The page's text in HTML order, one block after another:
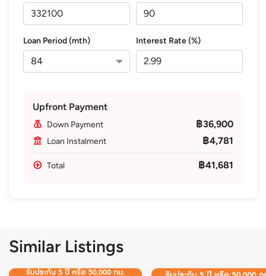
Loan Period (mth) Interest Rate (%)
Upfront Payment
Down Payment ฿36,900
Loan Instalment ฿4,781
Total ฿41,681
Similar Listings